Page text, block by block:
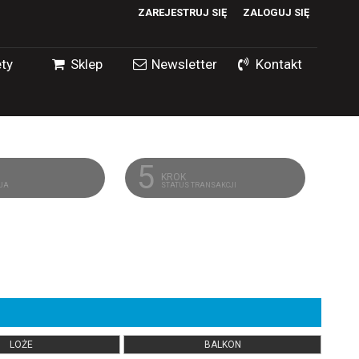
ZAREJESTRUJ SIĘ ZALOGUJ SIĘ
Sklep Newsletter Kontakt
5 KROK
STATUS TRANSAKCJI
LOŻE BALKON